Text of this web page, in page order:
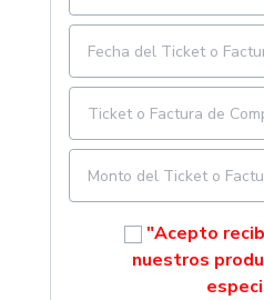
"Acepto
nuestros